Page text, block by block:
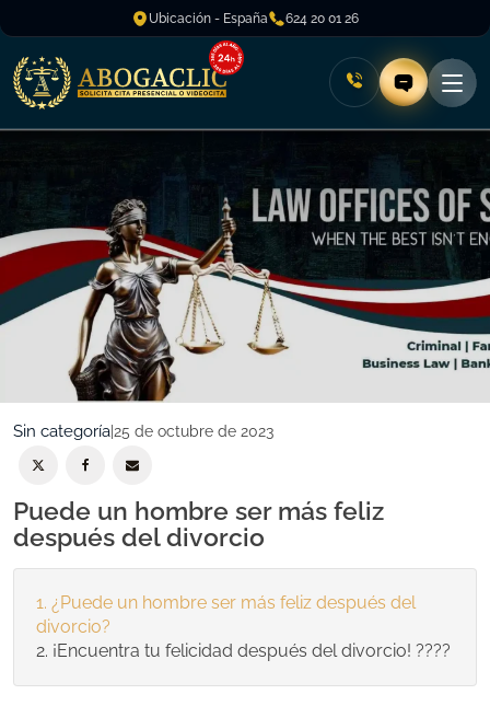
Ubicación - España 624 20 01 26
Sin categoría25 de octubre de 2023
Puede un hombre ser más feliz
después del divorcio
¿Puede un hombre ser más feliz después del
divorcio?
¡Encuentra tu felicidad después del divorcio! ????